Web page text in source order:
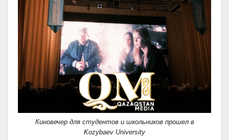
Киновечер для студентов и школьников прошел в
Kozybaev University